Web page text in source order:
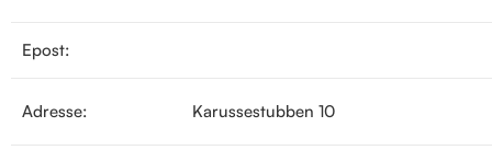
Epost:
Adresse: Karussestubben 10